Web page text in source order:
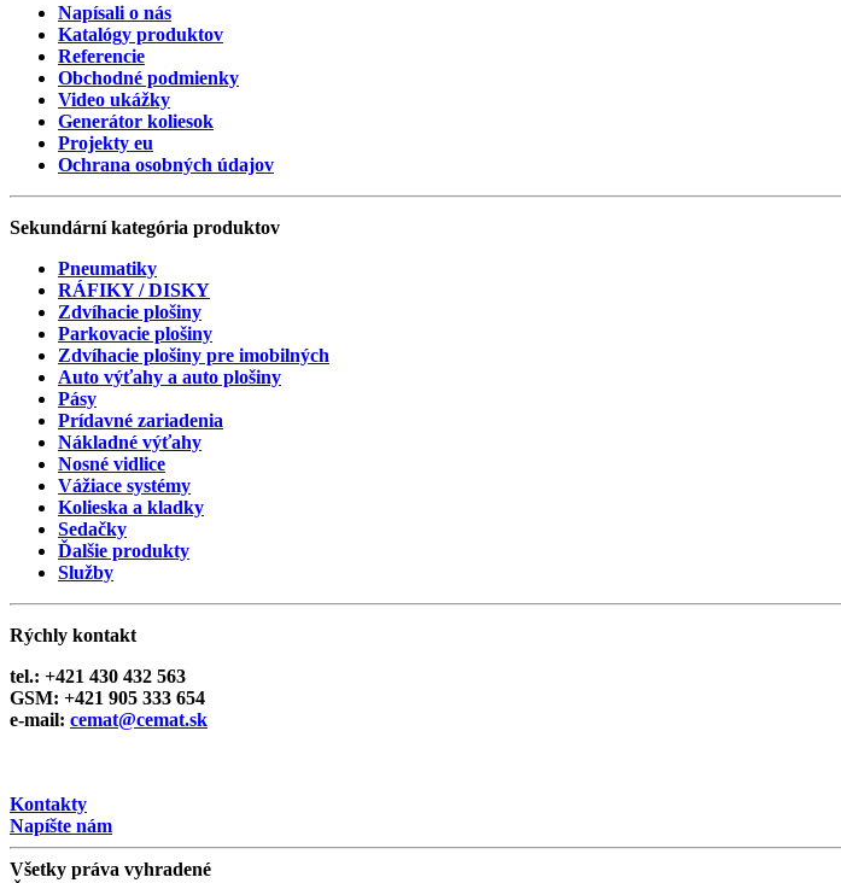
Napísali o nás
Katalógy produktov
Referencie
Obchodné podmienky
Video ukážky
Generátor koliesok
Projekty eu
Ochrana osobných údajov
Sekundárníkategória produktov
Pneumatiky
RÁFIKY / DISKY
Zdvíhacie plošiny
Parkovacie plošiny
Zdvíhacie plošiny pre imobilných
Auto výťahy a auto plošiny
Pásy
Prídavné zariadenia
Nákladné výťahy
Nosné vidlice
Vážiace systémy
Kolieska a kladky
Sedačky
Ďalšie produkty
Služby
Rýchly kontakt
tel.: +421 430 432 563
GSM: +421 905 333 654
e-mail: cemat@cemat.sk
Kontakty
Napíšte nám
Všetky práva vyhradené